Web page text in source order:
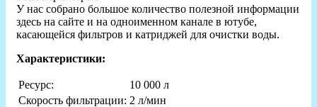
У нас собрано большое количество полезной информации
здесь на сайте и на одноименном канале в ютубе,
касающейся фильтров и катриджей для очистки воды.
Характеристики:
Ресурс:
10 000 л
Скорость фильтрации: 2 л/мин